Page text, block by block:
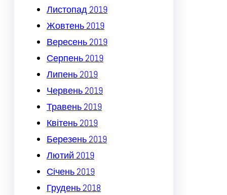
Листопад 2019
Жовтень 2019
Вересень 2019
Серпень 2019
Липень 2019
Червень 2019
Травень 2019
Квітень 2019
Березень 2019
Лютий 2019
Січень 2019
Грудень 2018